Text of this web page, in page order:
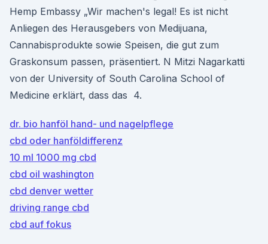
Hemp Embassy „Wir machen's legal! Es ist nicht
Anliegen des Herausgebers von Medijuana,
Cannabisprodukte sowie Speisen, die gut zum
Graskonsum passen, präsentiert. N Mitzi Nagarkatti
von der University of South Carolina School of
Medicine erklärt, dass das 4.
dr. bio hanföl hand- und nagelpflege
cbd oder hanföldifferenz
10 ml 1000 mg cbd
cbd oil washington
cbd denver wetter
driving range cbd
cbd auf fokus